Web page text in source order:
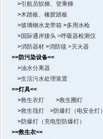
>引航员软梯、登乘梯
>木踏板、橡胶踏板
>玻璃钢水龙带箱 >多用水枪
>国际通岸接头 >呼吸器检测仪
>消防器材 >消防毯 >灭火器
>>防污染设备<<
>油水分离器
>生活污水处理装置
>>灯具<<
>救生衣灯 >救生圈灯
>救生筏灯 >防爆灯（电安全灯）
>防爆灯（充电型防爆灯）
>>救生衣<<